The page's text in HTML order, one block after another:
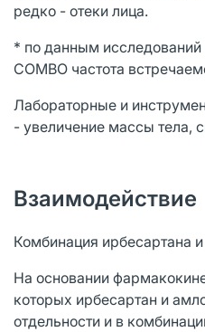
редко - отеки лица.
* по данным исследований
COMBO частота
Лабораторные и
- увеличение массы тела,
Взаимодействие
Комбинация ирбесартана
На основании
которых ирбесартан и
отдельности и в